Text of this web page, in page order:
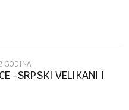
GODINA
-SRPSKI VELIKANI I